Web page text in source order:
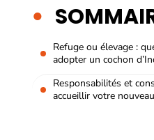
Refuge ou élevage :
adopter un cochon
Responsabilités et
accueillir votre